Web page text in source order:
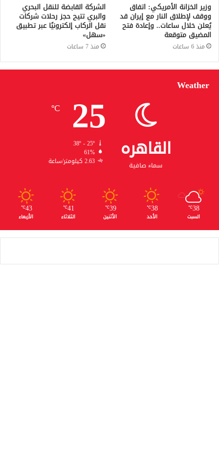
وزير الخزانة الأمريكي: اتفاق
ووقف لإطلاق النار مع إيران قد
يُعلن خلال ساعات.. وإعادة فتح
المضيق متوقعة
منذ 6 ساعات
الشركة القابضة للنقل البحري
والبري تتيح حجز رحلات شركات
نقل الركاب إلكترونيًا عبر تطبيق
«سهل»
منذ 7 ساعات
Weather
القاهره
سماء صافية
25
℃
38º - 25º
61%
2.63 كيلومتر/ساعة
38
℃
السبت
38
℃
الأحد
39
℃
الأثنين
41
℃
الثلاثاء
43
℃
الأربعاء